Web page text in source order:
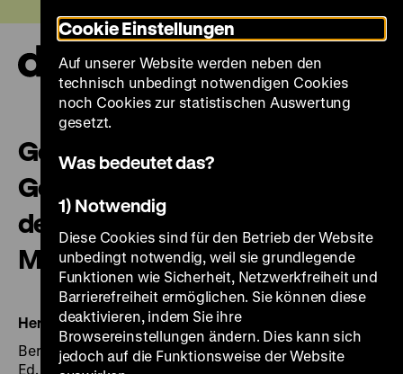
zum
Seiteninhalt
springen
Gedächtnis der Nation.
Geschichte und Geschichten
des Deutschen Historischen
Museums Berlin
Herausgegeben von:Astrid Gmeinski-Walter
Berlin 2007, 111 Seiten: zahlr. Ill., graph. Darst., Kt, Welt-
Ed. Verlag
Cookie Einstellungen
Auf unserer Website werden neben den
technisch unbedingt notwendigen Cookies
noch Cookies zur statistischen Auswertung
gesetzt.
Was bedeutet das?
1) Notwendig
Diese Cookies sind für den Betrieb der Website
unbedingt notwendig, weil sie grundlegende
Funktionen wie Sicherheit, Netzwerkfreiheit und
Barrierefreiheit ermöglichen. Sie können diese
deaktivieren, indem Sie ihre
Browsereinstellungen ändern. Dies kann sich
jedoch auf die Funktionsweise der Website